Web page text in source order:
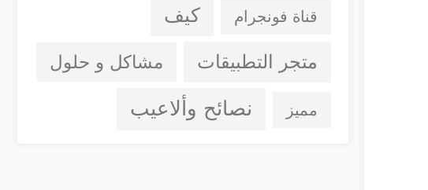
قناة فونجرام كيف
متجر التطبيقات مشاكل و حلول
مميز نصائح وألاعيب